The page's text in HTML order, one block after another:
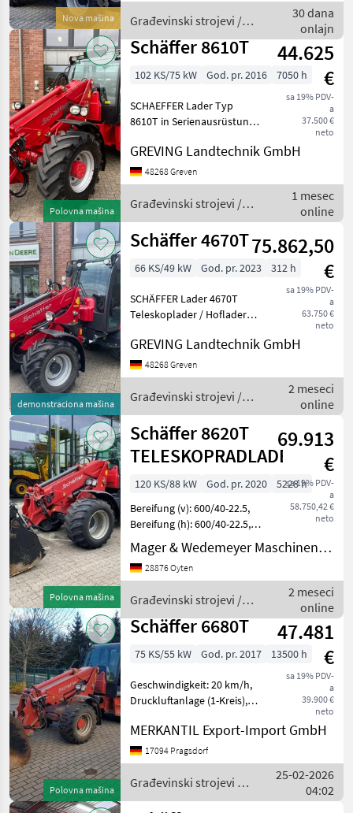
Marketplace
Ponude
trgovaca
Oglasi
Nova mašina
Paket Feststellr
Građevinski strojevi /
Schäffer
30 dana
onlajn
Polovna mašina
Schäffer 8610T
44.625
€
sa 19% PDV-
a
37.500 €
neto
102 KS/75 kW God. pr. 2016 7050 h
SCHAEFFER Lader Typ
8610T in Serienausrüstung
Baujahr 2016 -
hydrostatischer
Fahrantrieb 35 km/h -
Kabine mit Radio und
GREVING Landtechnik GmbH
48268 Greven
Građevinski strojevi /
Schäffer
1 mesec
online
demonstraciona mašina
Schäffer 4670T75.862,50
€
sa 19% PDV-
a
63.750 €
neto
66 KS/49 kW God. pr. 2023 312 h
SCHÄFFER Lader 4670T
Teleskoplader / Hoflader
Motor V2403-CR-T 66 PS in
Serienausrüstung Serien -
Nr.: 3469C028, Baujahr 2023
- druckloser
GREVING Landtechnik GmbH
48268 Greven
Građevinski strojevi /
Schäffer
2 meseci
online
Polovna mašina
Schäffer 8620T
TELESKOPRADLADER
69.913
€
sa 19% PDV-
a
58.750,42 €
neto
120 KS/88 kW God. pr. 2020
5228 h
Bereifung (v): 600/40-22.5,
Bereifung (h): 600/40-22.5,
Geschwindigkeit: 40 km/h,
Arbeitsscheinwerfer 2x
hinten, Arbeitsscheinwerfer
Mager & Wedemeyer Maschinenvertrieb GmbH & Co. KG
28876 Oyten
Građevinski strojevi /
Schäffer
2 meseci
online
Polovna mašina
Schäffer 6680T
47.481
€
sa 19% PDV-
a
39.900 €
neto
75 KS/55 kW God. pr. 2017 13500 h
Geschwindigkeit: 20 km/h,
Druckluftanlage (1-Kreis),
(Längenverstellung),
Leichtgutschaufel /
Schüttgutschaufel
________ mit Schaufe
MERKANTIL Export-Import GmbH
17094 Pragsdorf
Građevinski strojevi /
Schäffer
25-02-2026
04:02